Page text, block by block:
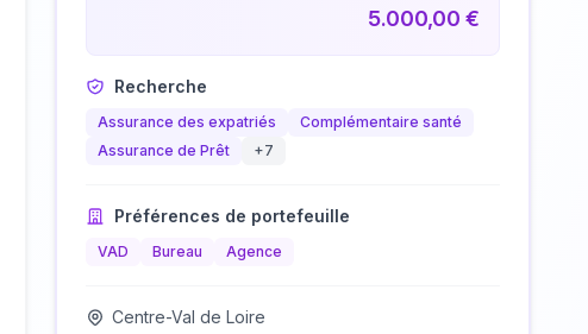
5.000,00 €
Recherche
Assurance des expatriés
Complémentaire santé
Assurance de Prêt
+7
Préférences de portefeuille
VAD Bureau Agence
Centre-Val de Loire